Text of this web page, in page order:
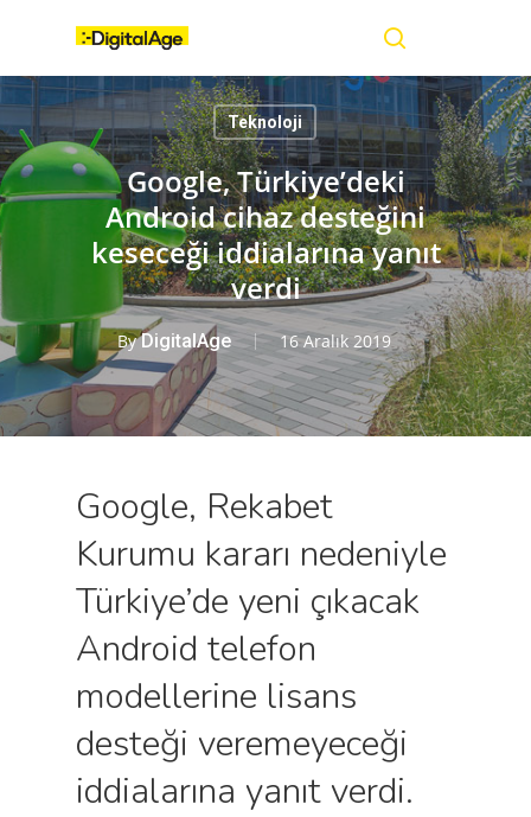
content
Teknoloji
Google, Türkiye’deki
Android cihaz desteğini
keseceği iddialarına yanıt
verdi
By DigitalAge 16 Aralık 2019
Google, Rekabet
Kurumu kararı nedeniyle
Türkiye’de yeni çıkacak
Android telefon
modellerine lisans
desteği veremeyeceği
iddialarına yanıt verdi.